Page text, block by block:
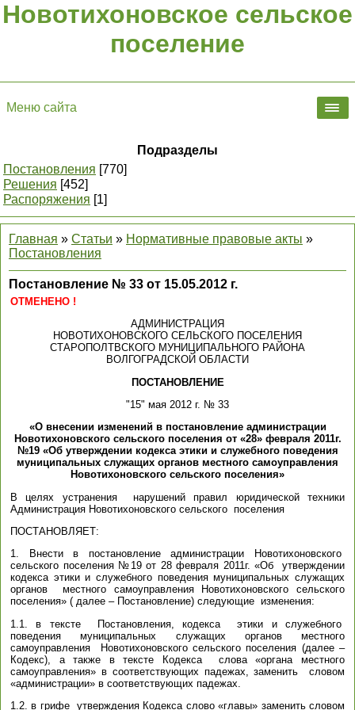
Новотихоновское сельское
поселение
Меню сайта
Подразделы
Постановления [770]
Решения [452]
Распоряжения [1]
Главная » Статьи » Нормативные правовые акты »
Постановления
Постановление № 33 от 15.05.2012 г.
ОТМЕНЕНО !
АДМИНИСТРАЦИЯ
НОВОТИХОНОВСКОГО СЕЛЬСКОГО ПОСЕЛЕНИЯ
СТАРОПОЛТВСКОГО МУНИЦИПАЛЬНОГО РАЙОНА
ВОЛГОГРАДСКОЙ ОБЛАСТИ
ПОСТАНОВЛЕНИЕ
"15" мая 2012 г. № 33
«О внесении изменений в постановление администрации
Новотихоновского сельского поселения от «28» февраля 2011г.
№19 «Об утверждении кодекса этики и служебного поведения
муниципальных служащих органов местного самоуправления
Новотихоновского сельского поселения»
В целях устранения нарушений правил юридической техники
Администрация Новотихоновского сельского поселения
ПОСТАНОВЛЯЕТ:
1. Внести в постановление администрации Новотихоновского
сельского поселения №19 от 28 февраля 2011г. «Об утверждении
кодекса этики и служебного поведения муниципальных служащих
органов местного самоуправления Новотихоновского сельского
поселения» ( далее – Постановление) следующие изменения:
1.1. в тексте Постановления, кодекса этики и служебного
поведения муниципальных служащих органов местного
самоуправления Новотихоновского сельского поселения (далее –
Кодекс), а также в тексте Кодекса слова «органа местного
самоуправления» в соответствующих падежах, заменить словом
«администрации» в соответствующих падежах.
1.2. в грифе утверждения Кодекса слово «главы» заменить словом